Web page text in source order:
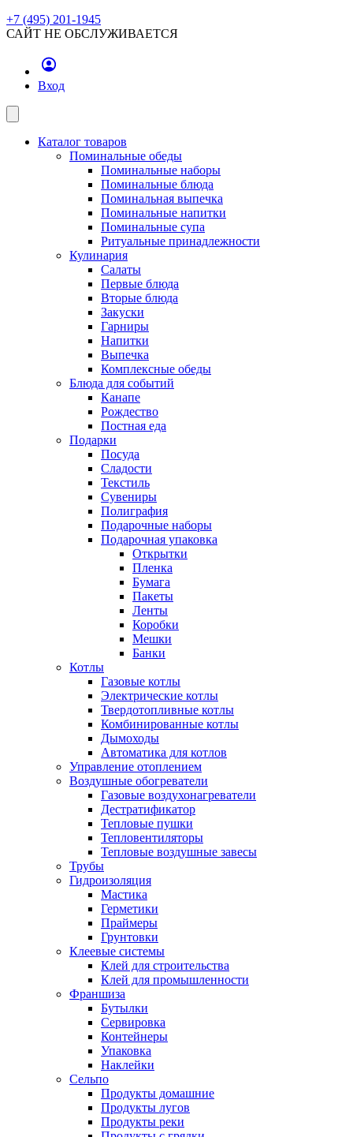
+7 (495) 201-1945
САЙТ НЕ ОБСЛУЖИВАЕТСЯ
Вход
Каталог товаров
Поминальные обеды
Поминальные наборы
Поминальные блюда
Поминальная выпечка
Поминальные напитки
Поминальные супа
Ритуальные принадлежности
Кулинария
Салаты
Первые блюда
Вторые блюда
Закуски
Гарниры
Напитки
Выпечка
Комплексные обеды
Блюда для событий
Канапе
Рождество
Постная еда
Подарки
Посуда
Сладости
Текстиль
Сувениры
Полиграфия
Подарочные наборы
Подарочная упаковка
Открытки
Пленка
Бумага
Пакеты
Ленты
Коробки
Мешки
Банки
Котлы
Газовые котлы
Электрические котлы
Твердотопливные котлы
Комбинированные котлы
Дымоходы
Автоматика для котлов
Управление отоплением
Воздушные обогреватели
Газовые воздухонагреватели
Дестратификатор
Тепловые пушки
Тепловентиляторы
Тепловые воздушные завесы
Трубы
Гидроизоляция
Мастика
Герметики
Праймеры
Грунтовки
Клеевые системы
Клей для строительства
Клей для промышленности
Франшиза
Бутылки
Сервировка
Контейнеры
Упаковка
Наклейки
Сельпо
Продукты домашние
Продукты лугов
Продукты реки